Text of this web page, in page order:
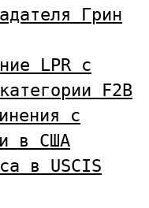
Грин
LPR с
F2B
с
в США
в USCIS